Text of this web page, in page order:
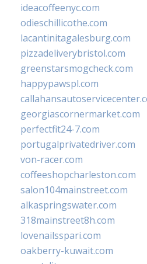
ideacoffeenyc.com
odieschillicothe.com
lacantinitagalesburg.com
pizzadeliverybristol.com
greenstarsmogcheck.com
happypawspl.com
georgiascornermarket.com
perfectfit24-7.com
portugalprivatedriver.com
von-racer.com
coffeeshopcharleston.com
salon104mainstreet.com
alkaspringswater.com
318mainstreet8h.com
lovenailsspari.com
oakberry-kuwait.com